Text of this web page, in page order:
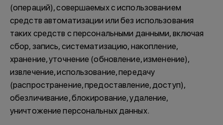
(операций), совершаемых с использованием
средств автоматизации или без использования
таких средств с персональными данными, включая
сбор, запись, систематизацию, накопление,
хранение, уточнение (обновление, изменение),
извлечение, использование, передачу
(распространение, предоставление, доступ),
обезличивание, блокирование, удаление,
уничтожение персональных данных.